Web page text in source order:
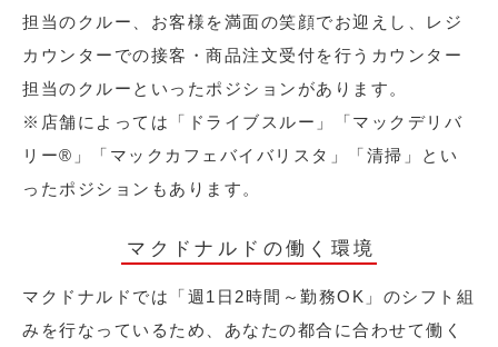
担当のクルー、お客様を満面の笑顔でお迎えし、レジ
カウンターでの接客・商品注文受付を行うカウンター
担当のクルーといったポジションがあります。
※店舗によっては「ドライブスルー」「マックデリバ
リー®︎」「マックカフェバイバリスタ」「清掃」とい
ったポジションもあります。
マクドナルドの働く環境
マクドナルドでは「週1日2時間～勤務OK」のシフト組
みを行なっているため、あなたの都合に合わせて働く